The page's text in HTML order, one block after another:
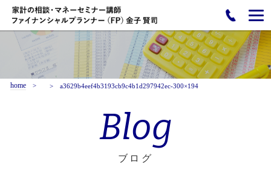
home a3629b4eef4b3193cb9c4b1d297942ec-300×194
Blog
ブログ